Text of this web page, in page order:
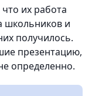
их работа
школьников и
получилось.
презентацию,
определенно.